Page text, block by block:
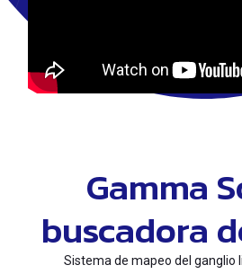
Gamma
buscadora
Sistema de mapeo del ganglio